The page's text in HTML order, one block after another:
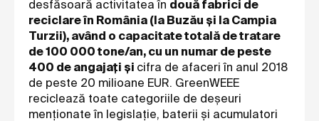
desfăsoară activitatea în două fabrici de
reciclare în România (la Buzău și la Campia
Turzii), având o capacitate totală de tratare
de 100 000 tone/an, cu un numar de peste
400 de angajați și cifra de afaceri în anul 2018
de peste 20 milioane EUR. GreenWEEE
reciclează toate categoriile de deșeuri
menționate în legislație, baterii și acumulatori